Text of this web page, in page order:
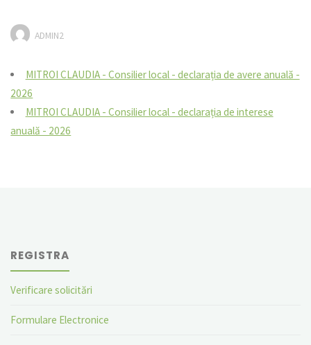
ADMIN2
MITROI CLAUDIA - Consilier local - declarația de avere anuală -
2026
MITROI CLAUDIA - Consilier local - declarația de interese
anuală - 2026
REGISTRA
Verificare solicitări
Formulare Electronice